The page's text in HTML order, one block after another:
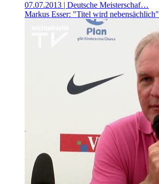
07.07.2013 | Deutsche Meisterschaf…
Markus Esser: "Titel wird nebensächlich"